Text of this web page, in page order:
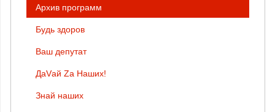
Архив программ
Будь здоров
Ваш депутат
ДаVай Zа Наших!
Знай наших